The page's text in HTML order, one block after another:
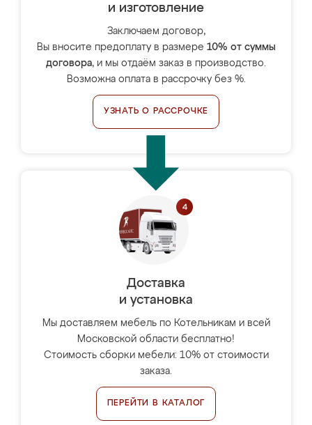
и изготовление
Заключаем договор,
Вы вносите предоплату в размере 10% от суммы
договора, и мы отдаём заказ в производство.
Возможна оплата в рассрочку без %.
УЗНАТЬ О РАССРОЧКЕ
Доставка
и установка
Мы доставляем мебель по Котельникам и всей
Московской области бесплатно!
Стоимость сборки мебели: 10% от стоимости
заказа.
ПЕРЕЙТИ В КАТАЛОГ